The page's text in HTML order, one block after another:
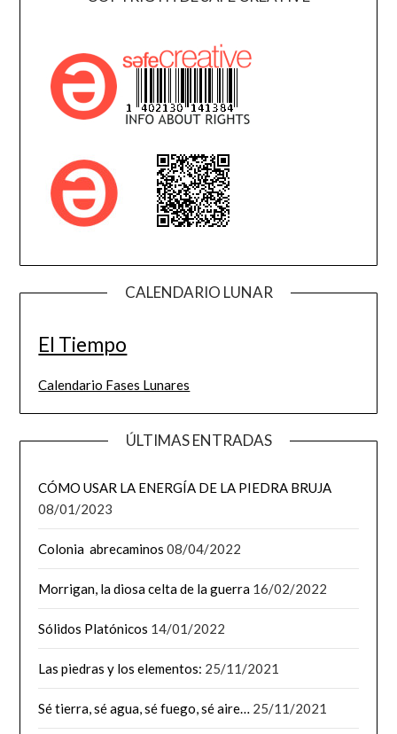
CALENDARIO LUNAR
El Tiempo
Calendario Fases Lunares
ÚLTIMAS ENTRADAS
CÓMO USAR LA ENERGÍA DE LA PIEDRA BRUJA
08/01/2023
Colonia abrecaminos 08/04/2022
Morrigan, la diosa celta de la guerra 16/02/2022
Sólidos Platónicos 14/01/2022
Las piedras y los elementos: 25/11/2021
Sé tierra, sé agua, sé fuego, sé aire… 25/11/2021